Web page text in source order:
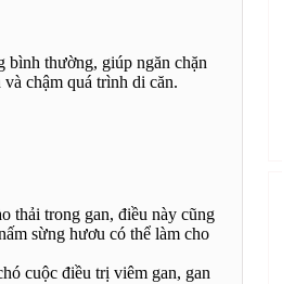
bình thường, giúp ngăn chặn
chậm quá trình di căn.
thải trong gan, điều này cũng
sừng hươu có thể làm cho
cuộc điều trị viêm gan, gan